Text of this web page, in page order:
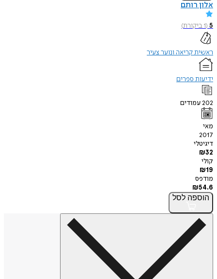
אלון רותם
5
(
1ביקורת)
ראשית קריאה ונוער צעיר
ידיעות ספרים
202עמודים
מאי
2017
דיגיטלי
₪32
קולי
₪19
מודפס
₪54.6
הוספה לסל